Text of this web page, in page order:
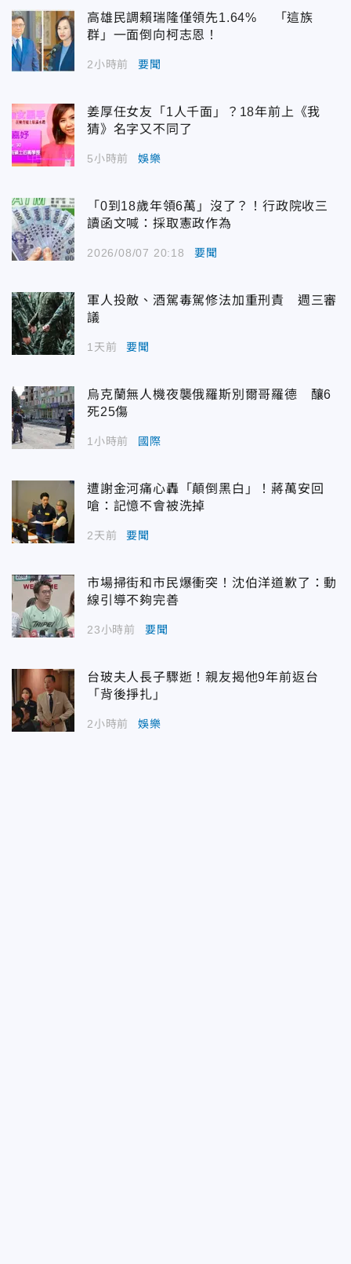
高雄民調賴瑞隆僅領先1.64% 「這族
群」一面倒向柯志恩！
2小時前 要聞
姜厚任女友「1人千面」？18年前上《我
猜》名字又不同了
5小時前 娛樂
「0到18歲年領6萬」沒了？！行政院收三
讀函文喊：採取憲政作為
2026/08/07 20:18 要聞
軍人投敵、酒駕毒駕修法加重刑責 週三審
議
1天前 要聞
烏克蘭無人機夜襲俄羅斯別爾哥羅德 釀6
死25傷
1小時前 國際
遭謝金河痛心轟「顛倒黑白」！蔣萬安回
嗆：記憶不會被洗掉
2天前 要聞
市場掃街和市民爆衝突！沈伯洋道歉了：動
線引導不夠完善
23小時前 要聞
台玻夫人長子驟逝！親友揭他9年前返台
「背後掙扎」
2小時前 娛樂